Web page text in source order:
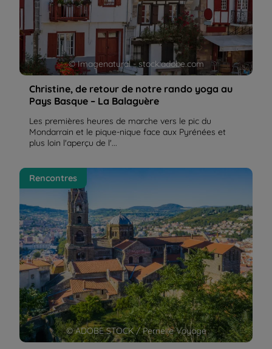
© Imagenatural - stock.adobe.com
Christine, de retour de notre rando yoga au
Pays Basque – La Balaguère
Les premières heures de marche vers le pic du
Mondarrain et le pique-nique face aux Pyrénées et
plus loin l'aperçu de l'...
Renaud, son récit de voyage "Le Puy en Velay
Aumont-Aubrac à petits pas" sur le chemin de
Compostelle | La Balaguère
© ADOBE STOCK / Pernelle Voyage
Rencontres